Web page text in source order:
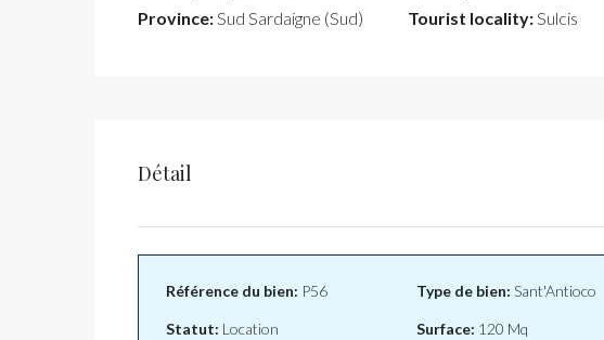
Province:Sud Sardaigne (Sud)
Tourist locality:Sulcis
Détail
Référence du bien: P56
Statut: Location
Type de bien: Sant'Antioco
Surface: 120 Mq